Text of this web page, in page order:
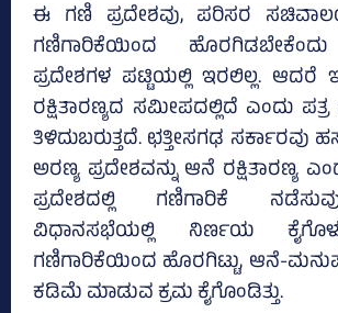
ಈ ಗಣಿ ಪ್ರದೇಶವು, ಪರಿಸರ
ಗಣಿಗಾರಿಕೆಯಿಂದ
ಪ್ರದೇಶಗಳ ಪಟ್ಟಿಯಲ್ಲಿ ಇರಲಿಲ್ಲ. ಆದರೆ
ರಕ್ಷಿತಾರಣ್ಯದ ಸಮೀಪದಲ್ಲಿದೆ ಎಂದು
ತಿಳಿದುಬರುತ್ತದೆ. ಛತ್ತೀಸಗಢ
ಅರಣ್ಯ ಪ್ರದೇಶವನ್ನು ಆನೆ ರಕ್ಷಿತಾರಣ್ಯ
ಪ್ರದೇಶದಲ್ಲಿ ಗಣಿಗಾರಿಕೆ
ವಿಧಾನಸಭೆಯಲ್ಲಿ ನಿರ್ಣಯ
ಗಣಿಗಾರಿಕೆಯಿಂದ ಹೊರಗಿಟ್ಟು, ಆನೆ-
ಕಡಿಮೆ ಮಾಡುವ ಕ್ರಮ ಕೈಗೊಂಡಿತ್ತು.